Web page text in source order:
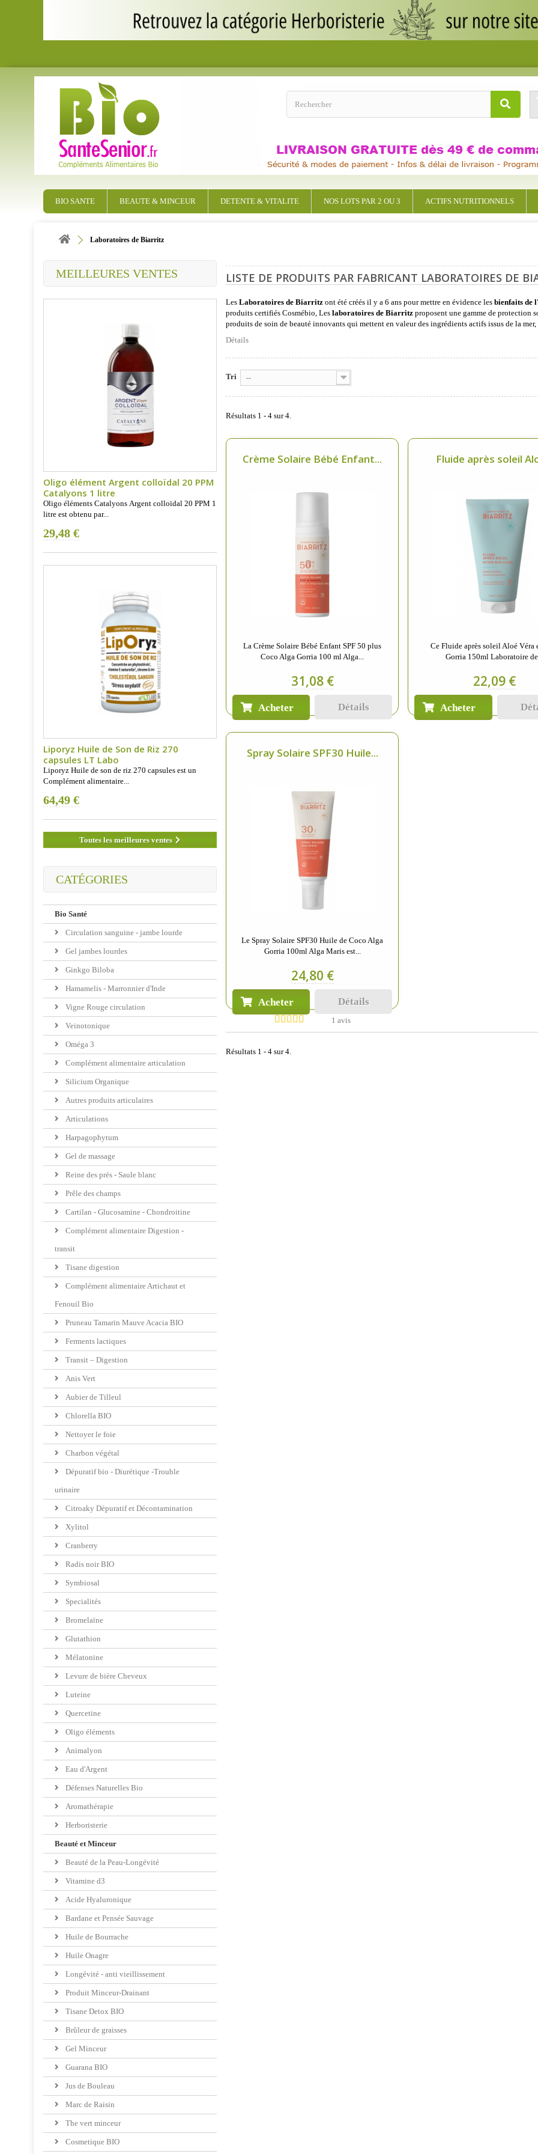
BIO SANTE BEAUTE & MINCEUR DETENTE & VITALITE NOS LOTS PAR 2 OU 3 ACTIFS NUTRITIONNELS
Laboratoires de Biarritz
MEILLEURES VENTES
Oligo élément Argent colloïdal 20 PPM
Catalyons 1 litre
Oligo éléments Catalyons Argent colloïdal 20 PPM 1
litre est obtenu par...
29,48 €
Liporyz Huile de Son de Riz 270
capsules LT Labo
Liporyz Huile de son de riz 270 capsules est un
Complément alimentaire...
64,49 €
Toutes les meilleures ventes
CATÉGORIES
Bio Santé
Circulation sanguine - jambe lourde
Gel jambes lourdes
Ginkgo Biloba
Hamamelis - Marronnier d'Inde
Vigne Rouge circulation
Veinotonique
Oméga 3
Complément alimentaire articulation
Silicium Organique
Autres produits articulaires
Articulations
Harpagophytum
Gel de massage
Reine des prés - Saule blanc
Prêle des champs
Cartilan - Glucosamine - Chondroitine
Complément alimentaire Digestion -
transit
Tisane digestion
Complément alimentaire Artichaut et
Fenouil Bio
Pruneau Tamarin Mauve Acacia BIO
Ferments lactiques
Transit – Digestion
Anis Vert
Aubier de Tilleul
Chlorella BIO
Nettoyer le foie
Charbon végétal
Dépuratif bio - Diurétique -Trouble
urinaire
Citroaky Dépuratif et Décontamination
Xylitol
Cranberry
Radis noir BIO
Symbiosal
Specialités
Bromelaïne
Glutathion
Mélatonine
Levure de bière Cheveux
Luteine
Quercetine
Oligo éléments
Animalyon
Eau d'Argent
Défenses Naturelles Bio
Aromathérapie
Herboristerie
Beauté et Minceur
Beauté de la Peau-Longévité
Vitamine d3
Acide Hyaluronique
Bardane et Pensée Sauvage
Huile de Bourrache
Huile Onagre
Longévité - anti vieillissement
Produit Minceur-Drainant
Tisane Detox BIO
Brûleur de graisses
Gel Minceur
Guarana BIO
Jus de Bouleau
Marc de Raisin
The vert minceur
Cosmetique BIO
LISTE DE PRODUITS PAR FABRICANT LABORATOIRES DE
LesLaboratoires de Biarritz ont été créés il y a 6 ans pour mettre en évidence les bienfaits de
produits certifiés Cosmébio, Les laboratoires de Biarritzproposent une gamme de protection
produits de soin de beauté innovants qui mettent en valeur des ingrédients actifs issus de la mer,
Détails
Tri --
Résultats 1 - 4 sur 4.
Crème Solaire Bébé Enfant...
La Crème Solaire Bébé Enfant SPF 50 plus
Coco Alga Gorria 100 ml Alga...
31,08 €
Acheter Détails
Fluide après soleil
Ce Fluide après soleil Aloé Véra
Gorria 150ml Laboratoire
22,09 €
Acheter
Spray Solaire SPF30 Huile...
Le Spray Solaire SPF30 Huile de Coco Alga
Gorria 100ml Alga Maris est...
24,80 €
Acheter Détails
1 avis
Résultats 1 - 4 sur 4.